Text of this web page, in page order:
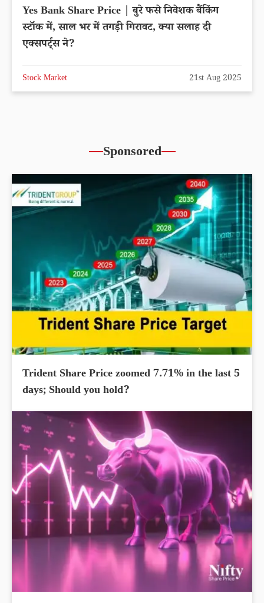
Yes Bank Share Price | बुरे फसे निवेशक बैंकिंग
स्टॉक में, साल भर में तगड़ी गिरावट, क्या सलाह दी
एक्सपर्ट्स ने?
Stock Market 21st Aug 2025
Sponsored
Trident Share Price zoomed 7.71% in the last 5
days; Should you hold?